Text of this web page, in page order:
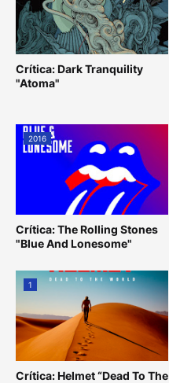
Crítica: Dark Tranquility
"Atoma"
2016
Crítica: The Rolling Stones
"Blue And Lonesome"
1
Crítica: Helmet “Dead To The